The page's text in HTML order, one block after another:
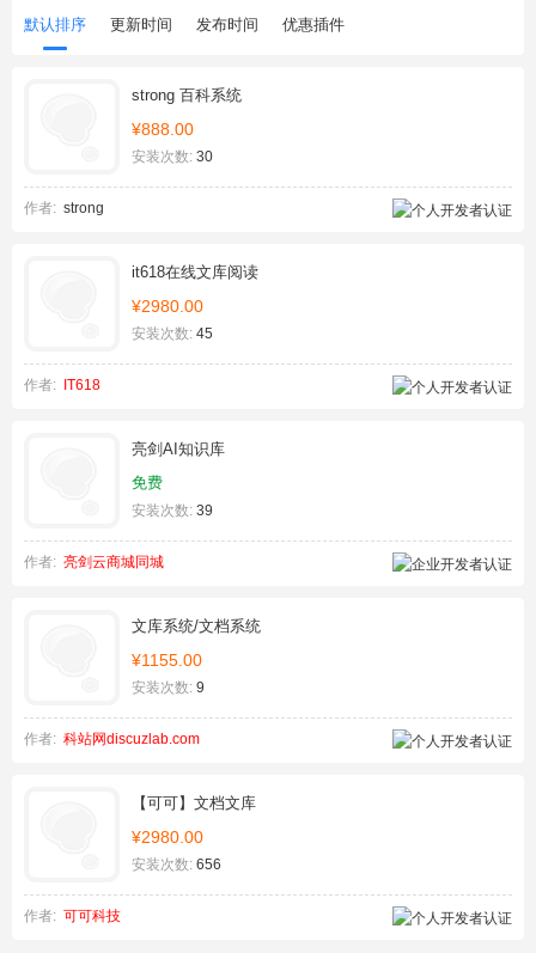
默认排序 更新时间 发布时间 优惠插件
strong 百科系统
¥888.00
安装次数: 30
作者: strong
it618在线文库阅读
¥2980.00
安装次数: 45
作者: IT618
亮剑AI知识库
免费
安装次数: 39
作者: 亮剑云商城同城
文库系统/文档系统
¥1155.00
安装次数: 9
作者: 科站网discuzlab.com
【可可】文档文库
¥2980.00
安装次数: 656
作者: 可可科技